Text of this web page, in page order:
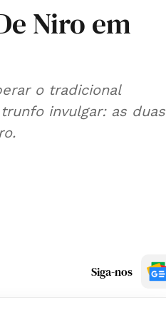
Niro em
o tradicional
invulgar: as duas
Siga-nos